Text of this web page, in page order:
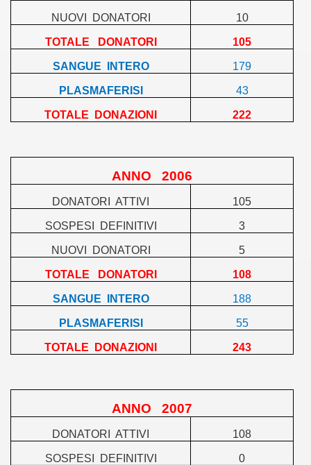
NUOVI DONATORI 10
TOTALE DONATORI 105
SANGUE INTERO 179
PLASMAFERISI 43
TOTALE DONAZIONI 222
ANNO 2006
DONATORI ATTIVI 105
SOSPESI DEFINITIVI 3
NUOVI DONATORI 5
TOTALE DONATORI 108
SANGUE INTERO 188
PLASMAFERISI 55
TOTALE DONAZIONI 243
ANNO 2007
DONATORI ATTIVI 108
SOSPESI DEFINITIVI 0